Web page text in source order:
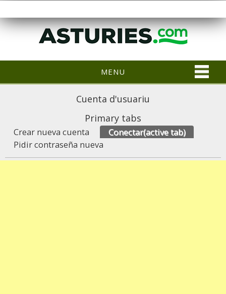
MENU
Cuenta d'usuariu
Primary tabs
Crear nueva cuenta Conectar(active tab)
Pidir contraseña nueva